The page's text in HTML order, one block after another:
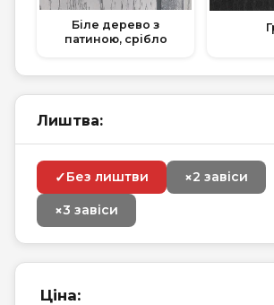
Біле дерево з
патиною, срібло
Лиштва:
✓Без лиштви ×2 завіси
×3 завіси
Ціна: